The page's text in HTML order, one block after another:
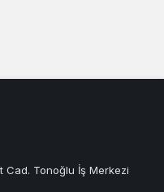
Cad. Tonoğlu İş Merkezi